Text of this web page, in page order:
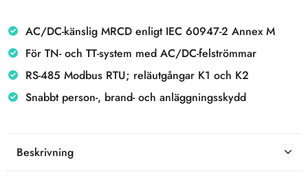
AC/DC-känslig MRCD enligt IEC 60947-2 Annex M
För TN- och TT-system med AC/DC-felströmmar
RS-485 Modbus RTU; reläutgångar K1 och K2
Snabbt person-, brand- och anläggningsskydd
Beskrivning